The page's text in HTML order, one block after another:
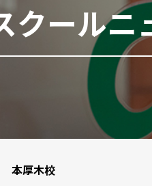
クールニ
本厚木校